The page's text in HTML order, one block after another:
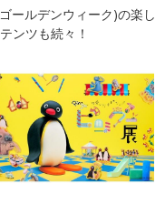
ールデンウィーク)の楽し
ンツも続々！